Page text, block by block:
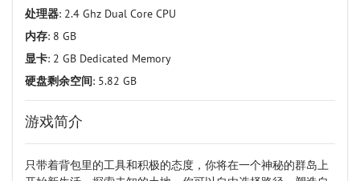
处理器: 2.4 Ghz Dual Core CPU
内存: 8 GB
显卡: 2 GB Dedicated Memory
硬盘剩余空间: 5.82 GB
游戏简介
只带着背包里的工具和积极的态度，你将在一个神秘的群岛上